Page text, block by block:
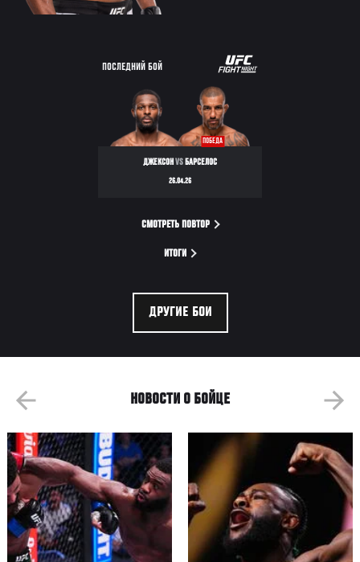
ПОСЛЕДНИЙ БОЙ
ПОБЕДА
ДЖЕКСОН VSБАРСЕЛОС
26.04.26
СМОТРЕТЬ ПОВТОР
ИТОГИ
ДРУГИЕ БОИ
НОВОСТИ О БОЙЦЕ